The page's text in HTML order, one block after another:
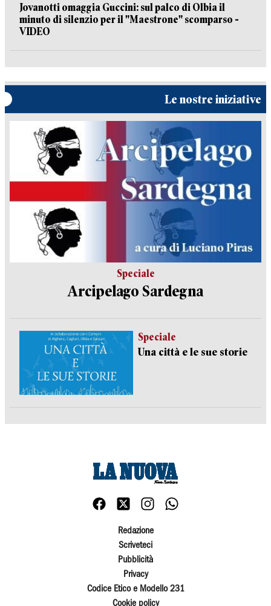
Jovanotti omaggia Guccini: sul palco di Olbia il
minuto di silenzio per il "Maestrone" scomparso -
VIDEO
Le nostre iniziative
Speciale
Arcipelago Sardegna
Speciale
Una città e le sue storie
Redazione
Scriveteci
Pubblicità
Privacy
Codice Etico e Modello 231
Cookie policy